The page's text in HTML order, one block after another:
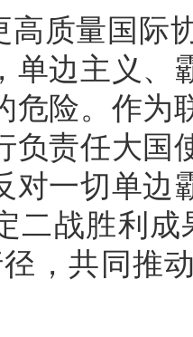
高质量国际
单边主义、
危险。作为
负责任大国
对一切单边
二战胜利
，共同推